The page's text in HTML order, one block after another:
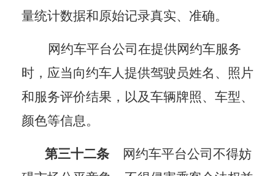
量统计数据和原始记录真实、准确。
网约车平台公司在提供网约车服务
时，应当向约车人提供驾驶员姓名、照片
和服务评价结果，以及车辆牌照、车型、
颜色等信息。
第三十二条
网约车平台公司不得妨